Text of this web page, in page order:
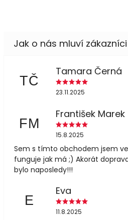
TČ
Tamara Černá
23.11.2025
FM
František Marek
15.8.2025
Sem s tímto obchodem jsem
funguje jak má ;) Akorát
bylo naposledy!!!
E
Eva
11.8.2025